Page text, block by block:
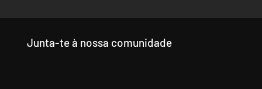
Junta-te à nossa comunidade